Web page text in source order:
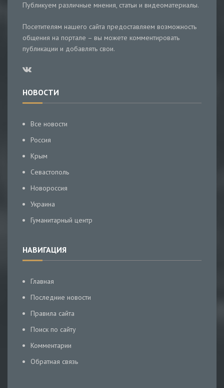
Публикуем различные мнения, статьи и видеоматериалы.
Посетителям нашего сайта предоставляем возможность
общения на портале – вы можете комментировать
публикации и добавлять свои.
НОВОСТИ
Все новости
Россия
Крым
Севастополь
Новороссия
Украина
Гуманитарный центр
НАВИГАЦИЯ
Главная
Последние новости
Правила сайта
Поиск по сайту
Комментарии
Обратная связь